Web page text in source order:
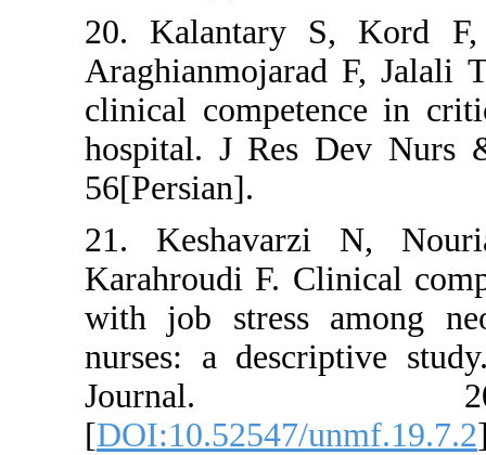
20. Kalantary
clinical
hospital. J Res
56[Persian].
21.
Karahroudi F.
with job stress
nurses: a
Journal.
[DOI:10.52547/